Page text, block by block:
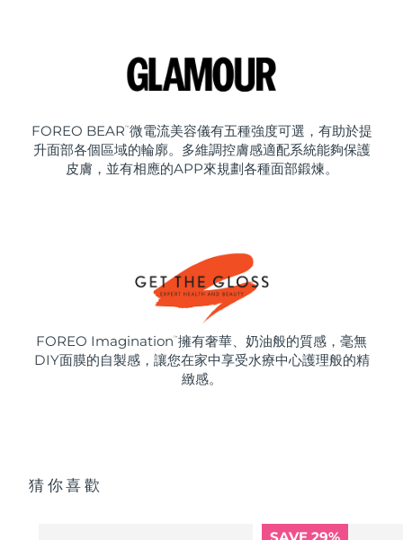
FOREO BEAR ™ 微電流美容儀有五種強度可選，有助於提
升面部各個區域的輪廓。多維調控膚感適配系統能夠保護
皮膚，並有相應的APP來規劃各種面部鍛煉。
FOREO Imagination ™ 擁有奢華、奶油般的質感，毫無
DIY面膜的自製感，讓您在家中享受水療中心護理般的精
緻感。
猜你喜歡